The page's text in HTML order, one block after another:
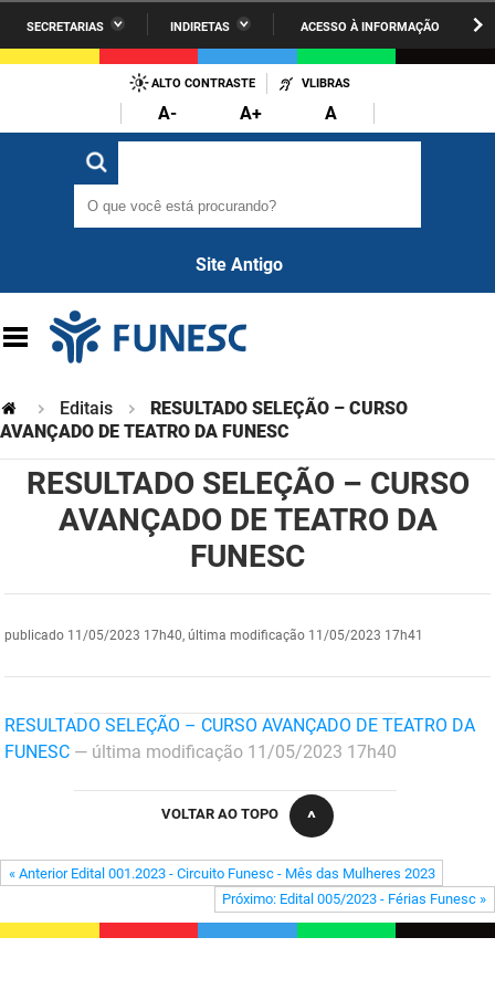
PARA
CONTEÚDO
SECRETARIAS INDIRETAS ACESSO À INFORMAÇÃO
Administração Penitenciária
Agricultura Familiar e Desenvolvimento do Semiárido
Casa Civil do Governador
Comunicação Institucional
Cultura
Desenvolvimento da Agropecuária e Pesca
Desenvolvimento e da Articulação Municipal
Empreender
Secretaria de Fazenda
Infraestrutura e dos Recursos Hídricos
Juventude, Esporte e Lazer
ARPB
Cinep
Companhia Docas
Corpo de Bombeiros
EPC
Fundação Casa de José Américo
ALTO CONTRASTE VLIBRAS
A- A+
A
O que você está procurando?
Site Antigo
Editais
RESULTADO SELEÇÃO – CURSO
AVANÇADO DE TEATRO DA FUNESC
RESULTADO SELEÇÃO – CURSO
AVANÇADO DE TEATRO DA
FUNESC
publicado 11/05/2023 17h40, última modificação 11/05/2023 17h41
RESULTADO SELEÇÃO – CURSO AVANÇADO DE TEATRO DA
FUNESC — última modificação 11/05/2023 17h40
VOLTAR AO TOPO
« Anterior Edital 001.2023 - Circuito Funesc - Mês das Mulheres 2023
Próximo: Edital 005/2023 - Férias Funesc »